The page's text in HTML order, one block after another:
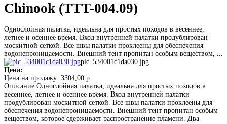
Chinook (TTT-004.09)
Однослойная палатка, идеальна для простых походов в весеннее,
летнее и осеннее время. Вход внутренней палатки продублирован
москитной сеткой. Все швы палатки проклеены для обеспечения
водонепроницаемости. Внешний тент пропитан особым веществом, ...
pic_534001c1da030.jpg
Цена:
Цена на продажу: 3304,00 р.
Описание Однослойная палатка, идеальна для простых походов в
весеннее, летнее и осеннее время. Вход внутренней палатки
продублирован москитной сеткой. Все швы палатки проклеены для
обеспечения водонепроницаемости. Внешний тент пропитан особым
веществом, которое сдерживает распространение пламени. Два